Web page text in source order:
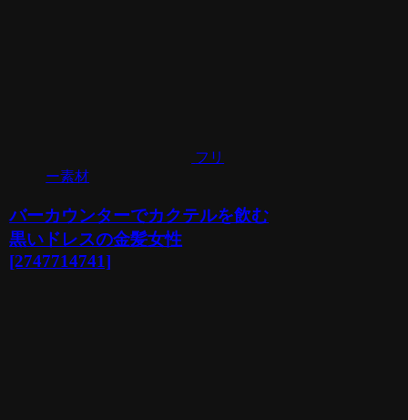
フリ
ー素材
バーカウンターでカクテルを飲む
黒いドレスの金髪女性
[2747714741]